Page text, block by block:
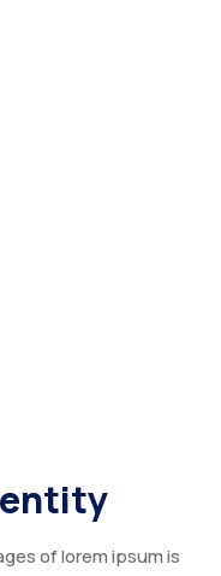
of lorem ipsum is